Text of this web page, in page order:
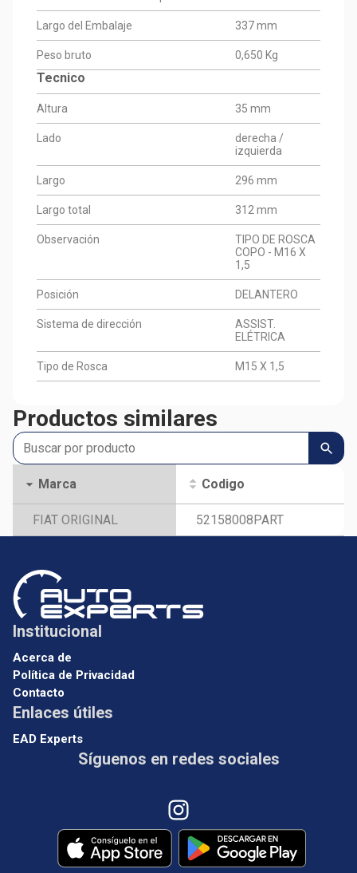
Largo del Embalaje 337 mm
Peso bruto 0,650 Kg
Tecnico
Altura 35 mm
Lado
derecha /
izquierda
Largo 296 mm
Largo total 312 mm
Observación
TIPO DE ROSCA
COPO - M16 X
1,5
Posición DELANTERO
Sistema de dirección
ASSIST.
ELÉTRICA
Tipo de Rosca M15 X 1,5
Productos similares
Marca Codigo
FIAT ORIGINAL 52158008PART
Institucional
Acerca de
Política de Privacidad
Contacto
Enlaces útiles
EAD Experts
Síguenos en redes sociales